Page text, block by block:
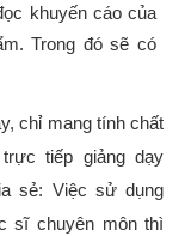
khuyến cáo của
Trong đó sẽ có
chỉ mang tính chất
tiếp giảng dạy
sẻ: Việc sử dụng
sĩ chuyên môn thì